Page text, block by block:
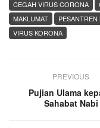
CEGAH VIRUS CORONA
MAKLUMAT
VIRUS KORONA
PREVIOUS
Pujian Ulama
Sahabat Nabi